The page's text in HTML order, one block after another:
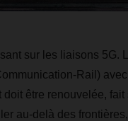
sur les liaisons 5G.
Rail)
être renouvelée, fait
au-delà des